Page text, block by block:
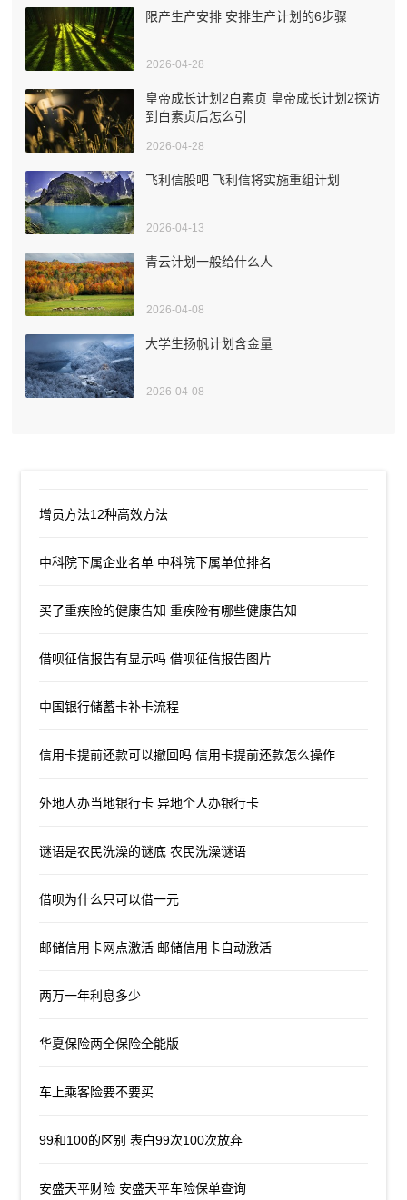
限产生产安排 安排生产计划的6步骤
2026-04-28
皇帝成长计划2白素贞 皇帝成长计划2探访
到白素贞后怎么引
2026-04-28
飞利信股吧 飞利信将实施重组计划
2026-04-13
青云计划一般给什么人
2026-04-08
大学生扬帆计划含金量
2026-04-08
增员方法12种高效方法
中科院下属企业名单 中科院下属单位排名
买了重疾险的健康告知 重疾险有哪些健康告知
借呗征信报告有显示吗 借呗征信报告图片
中国银行储蓄卡补卡流程
信用卡提前还款可以撤回吗 信用卡提前还款怎么操作
外地人办当地银行卡 异地个人办银行卡
谜语是农民洗澡的谜底 农民洗澡谜语
借呗为什么只可以借一元
邮储信用卡网点激活 邮储信用卡自动激活
两万一年利息多少
华夏保险两全保险全能版
车上乘客险要不要买
99和100的区别 表白99次100次放弃
安盛天平财险 安盛天平车险保单查询